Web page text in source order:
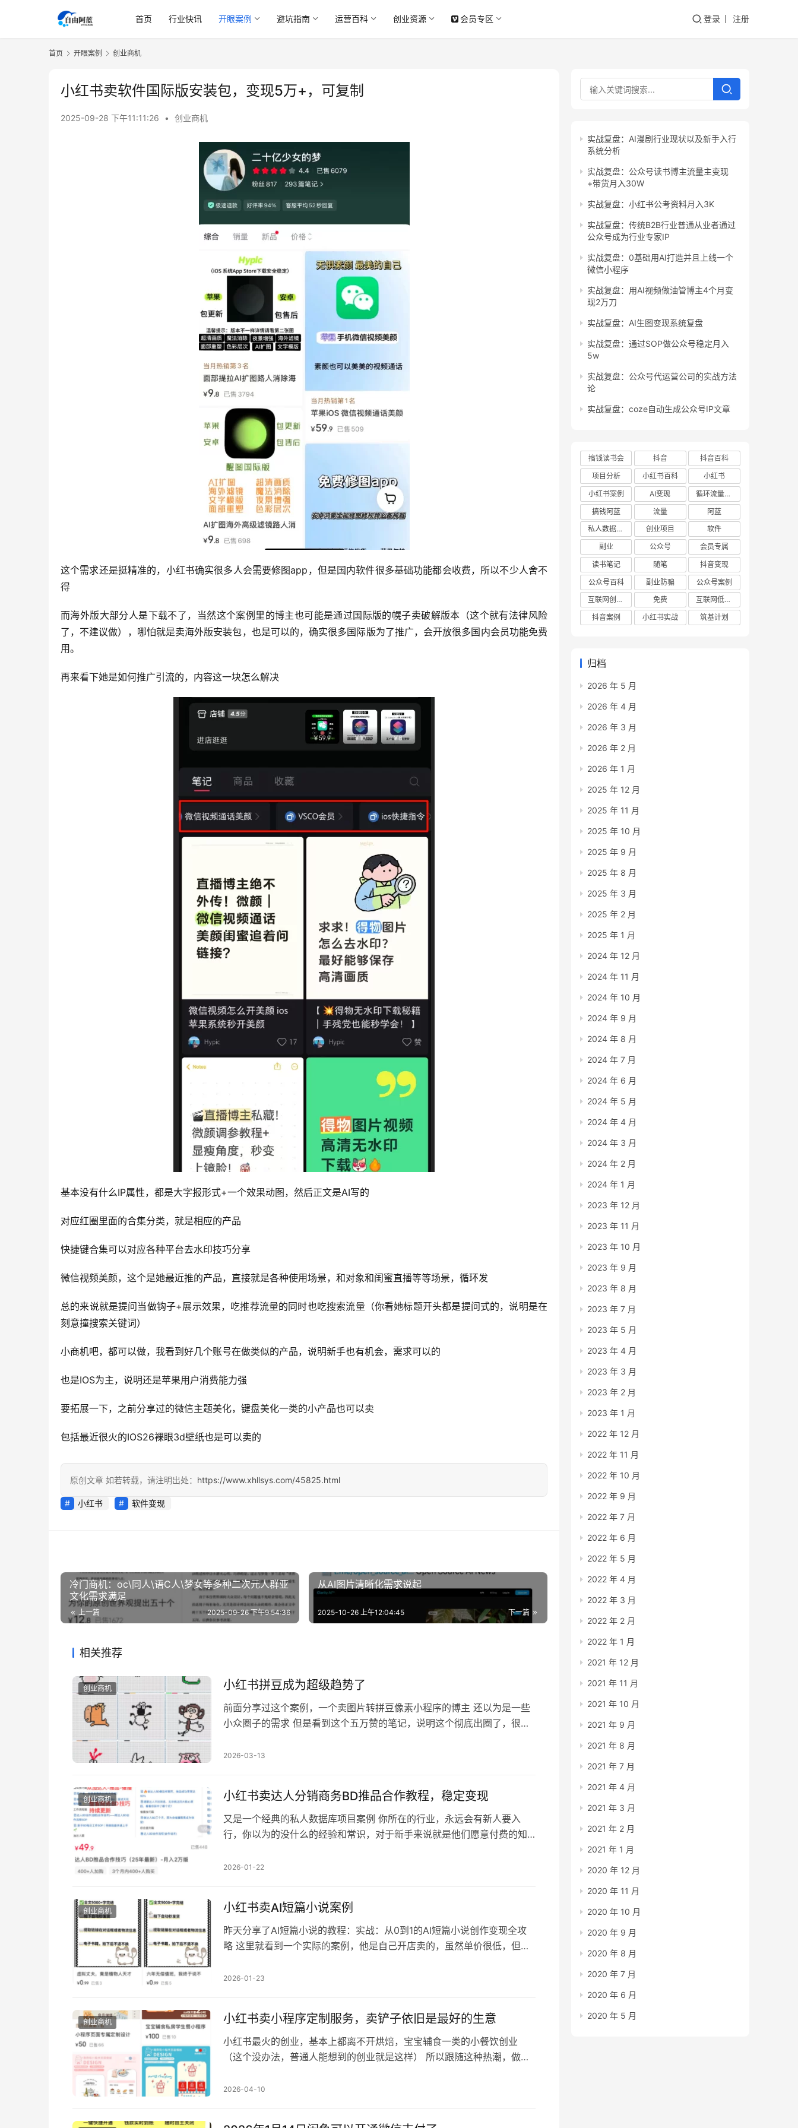
首页 行业快讯 开眼案例 避坑指南 运营百科 创业资源 会员专区 登录 注册
首页 开眼案例 创业商机
小红书卖软件国际版安装包，变现5万+，可复制
2025-09-28 下午11:11:26 • 创业商机
这个需求还是挺精准的，小红书确实很多人会需要修图app，但是国内软件很多基础功能都会收费，所以不少人舍不
得
而海外版大部分人是下载不了，当然这个案例里的博主也可能是通过国际版的幌子卖破解版本（这个就有法律风险
了，不建议做），哪怕就是卖海外版安装包，也是可以的，确实很多国际版为了推广，会开放很多国内会员功能免费
用。
再来看下她是如何推广引流的，内容这一块怎么解决
基本没有什么IP属性，都是大字报形式+一个效果动图，然后正文是AI写的
对应红圈里面的合集分类，就是相应的产品
快捷键合集可以对应各种平台去水印技巧分享
微信视频美颜，这个是她最近推的产品，直接就是各种使用场景，和对象和闺蜜直播等等场景，循环发
总的来说就是提问当做钩子+展示效果，吃推荐流量的同时也吃搜索流量（你看她标题开头都是提问式的，说明是在
刻意撞搜索关键词）
小商机吧，都可以做，我看到好几个账号在做类似的产品，说明新手也有机会，需求可以的
也是IOS为主，说明还是苹果用户消费能力强
要拓展一下，之前分享过的微信主题美化，键盘美化一类的小产品也可以卖
包括最近很火的IOS26裸眼3d壁纸也是可以卖的
原创文章 如若转载，请注明出处： https://www.xhllsys.com/45825.html
小红书 软件变现
冷门商机：oc\同人\语C人\梦女等多种二次元人群亚
文化需求满足
上一篇 2025-09-26 下午9:54:36
从AI图片清晰化需求说起
下一篇
2025-10-26 上午12:04:45
相关推荐
创业商机 小红书拼豆成为超级趋势了
前面分享过这个案例，一个卖图片转拼豆像素小程序的博主 还以为是一些
小众圈子的需求 但是看到这个五万赞的笔记，说明这个彻底出圈了，很多
火） 这个案例能火，就是因为这个生肖比较抽象，有点像给人画抽象头像
2026-03-13
创业商机 小红书卖达人分销商务BD推品合作教程，稳定变现
又是一个经典的私人数据库项目案例 你所在的行业，永远会有新人要入
行，你以为的没什么的经验和常识，对于新手来说就是他们愿意付费的知
种新人会遇到的问题以及解决办法，做成知识库 我们数据库变现手册里面
2026-01-22
创业商机 小红书卖AI短篇小说案例
昨天分享了AI短篇小说的教程：实战：从0到1的AI短篇小说创作变现全攻
略 这里就看到一个实际的案例，他是自己开店卖的，虽然单价很低，但是
式，教程里面可以自己去研究一下 很不错的赚钱模式，同样是一次创作，
2026-01-23
创业商机 小红书卖小程序定制服务，卖铲子依旧是最好的生意
小红书最火的创业，基本上都离不开烘焙，宝宝辅食一类的小餐饮创业
（这个没办法，普通人能想到的创业就是这样） 所以跟随这种热潮，做对
这个博主呢，抓住了一个更优秀的切入点，也就是高颜值，高颜值的产品
2026-04-10
实战复盘：AI漫剧行业现状以及新手入行
系统分析
实战复盘：公众号读书博主流量主变现
+带货月入30W
实战复盘：小红书公考资料月入3K
实战复盘：传统B2B行业普通从业者通过
公众号成为行业专家IP
实战复盘：0基础用AI打造并且上线一个
微信小程序
实战复盘：用AI视频做油管博主4个月变
现2万刀
实战复盘：AI生图变现系统复盘
实战复盘：通过SOP做公众号稳定月入
5w
实战复盘：公众号代运营公司的实战方法
论
实战复盘：coze自动生成公众号IP文章
搞钱读书会 抖音
抖音百科
项目分析
小红书百科
小红书
小红书案例
AI变现
循环流量实验室
搞钱阿蓝
流量
阿蓝
私人数据库项目
创业项目
软件
副业
公众号
会员专属
读书笔记
随笔
抖音变现
公众号百科
副业防骗
公众号案例
互联网创业项目
免费
互联网低成本创业项目
抖音案例
小红书实战 筑基计划
归档
2026 年 5 月
2026 年 4 月
2026 年 3 月
2026 年 2 月
2026 年 1 月
2025 年 12 月
2025 年 11 月
2025 年 10 月
2025 年 9 月
2025 年 8 月
2025 年 3 月
2025 年 2 月
2025 年 1 月
2024 年 12 月
2024 年 11 月
2024 年 10 月
2024 年 9 月
2024 年 8 月
2024 年 7 月
2024 年 6 月
2024 年 5 月
2024 年 4 月
2024 年 3 月
2024 年 2 月
2024 年 1 月
2023 年 12 月
2023 年 11 月
2023 年 10 月
2023 年 9 月
2023 年 8 月
2023 年 7 月
2023 年 5 月
2023 年 4 月
2023 年 3 月
2023 年 2 月
2023 年 1 月
2022 年 12 月
2022 年 11 月
2022 年 10 月
2022 年 9 月
2022 年 7 月
2022 年 6 月
2022 年 5 月
2022 年 4 月
2022 年 3 月
2022 年 2 月
2022 年 1 月
2021 年 12 月
2021 年 11 月
2021 年 10 月
2021 年 9 月
2021 年 8 月
2021 年 7 月
2021 年 4 月
2021 年 3 月
2021 年 2 月
2021 年 1 月
2020 年 12 月
2020 年 11 月
2020 年 10 月
2020 年 9 月
2020 年 8 月
2020 年 7 月
2020 年 6 月
2020 年 5 月